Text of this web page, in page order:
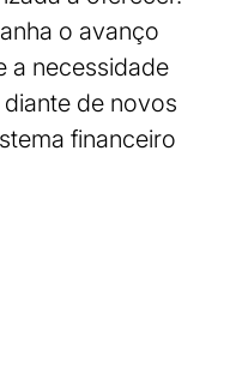
o avanço
a necessidade
de novos
financeiro